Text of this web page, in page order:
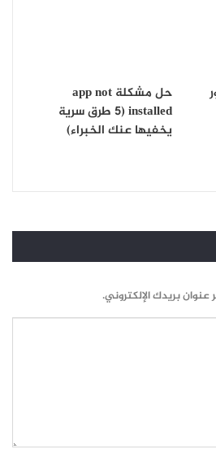
حل مشكلة app not
installed (5 طرق سرية
يخفيها عنك الخبراء)
بريدك الإلكتروني.